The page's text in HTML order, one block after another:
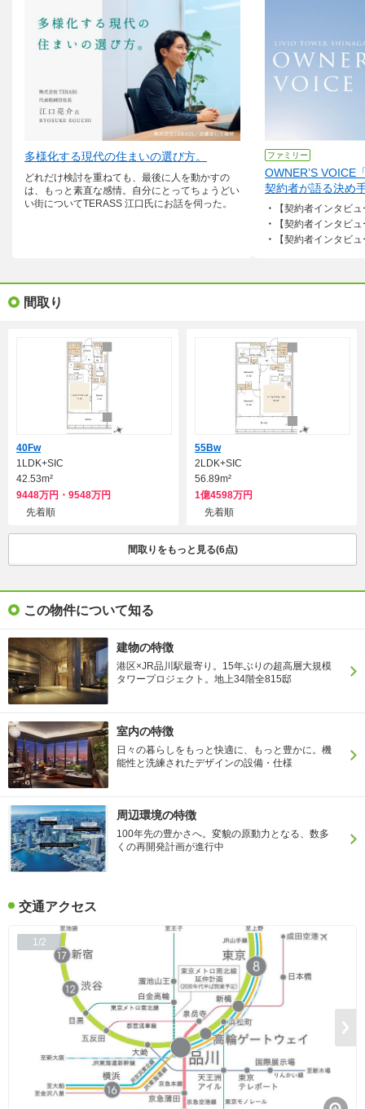
間取り（6点）を見る
引渡可能
2027年4月上旬予定
資料請求して最新の販売状況を知る(無料)
会社 日鉄興和不動産株式会社
全て(7件)の会社を詳しく見る
多様化する現代の住まいの選び方。
どれだけ検討を重ねても、最後に人を動かすの
は、もっと素直な感情。自分にとってちょうどい
い街についてTERASS 江口氏にお話を伺った。
ファミリー
OWNER’S VOICE
契約者が語る決め
【契約者インタビュー1】
【契約者インタビュー2】
【契約者インタビュー3】品川駅
間取り
40Fw
1LDK+SIC
42.53m²
9448万円・9548万円
先着順
55Bw
2LDK+SIC
56.89m²
1億4598万円
先着順
間取りをもっと見る(6点)
この物件について知る
建物の特徴
港区×JR品川駅最寄り。15年ぶりの超高層大規模
タワープロジェクト。地上34階全815邸
室内の特徴
日々の暮らしをもっと快適に、もっと豊かに。機
能性と洗練されたデザインの設備・仕様
周辺環境の特徴
100年先の豊かさへ。変貌の原動力となる、数多
くの再開発計画が進行中
交通アクセス
1/2